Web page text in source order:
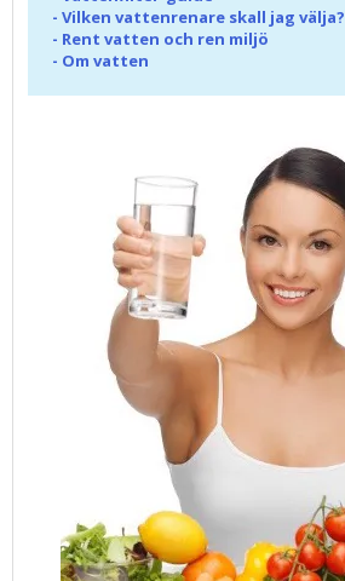
- Vilken vattenrenare skall jag välja?
- Rent vatten och ren miljö
- Om vatten